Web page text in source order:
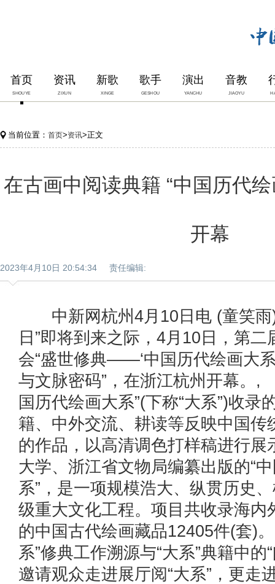
首页
SHOUYE
资讯
ZIXUN
新歌
XINGE
歌手
GESHOU
演出
YANCHU
音教
JIAOYU
当前位置： 首页>资讯>正文
在古画中阅读典籍 “中国历代
开幕
2023年4月10日 20:54:34 责任编辑:
中新网杭州4月10日电 (童笑雨)
日”即将到来之际，4月10日，第二
会“盛世修典——‘中国历代绘画大
与文脉密码”，在浙江杭州开幕
国历代绘画大系”(下称“大系”)收录
籍、中外交流、耕读等反映中国传
的作品，以高清调色打样稿进
大学、浙江省文物局编纂出版的“
系”，是一项规模浩大、纵贯历史
级重大文化工程。项目共收录海内
的中国古代绘画藏品12405件(
系”修典工作溯源与“大系”典籍中的
邀请观众走进展厅阅“大系”，更走